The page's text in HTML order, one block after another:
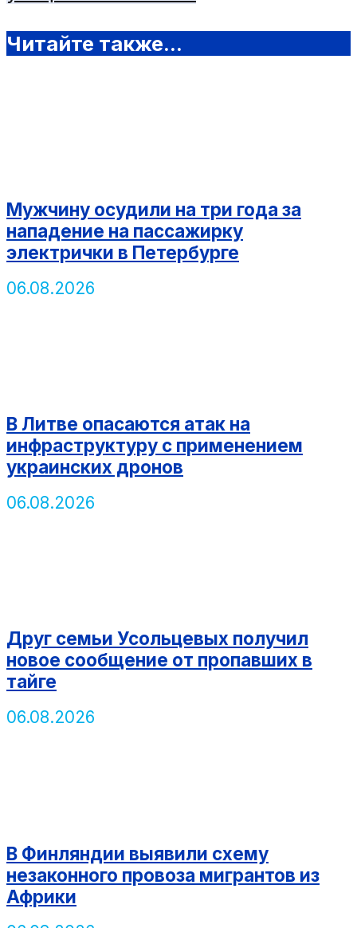
Читайте также...
Мужчину осудили на три года за
нападение на пассажирку
электрички в Петербурге
06.08.2026
В Литве опасаются атак на
инфраструктуру с применением
украинских дронов
06.08.2026
Друг семьи Усольцевых получил
новое сообщение от пропавших в
тайге
06.08.2026
В Финляндии выявили схему
незаконного провоза мигрантов из
Африки